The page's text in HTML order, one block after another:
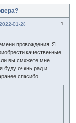
1
2022-01-28
провождения. Я
качественные
вы сможете мне
буду очень рад и
спасибо.